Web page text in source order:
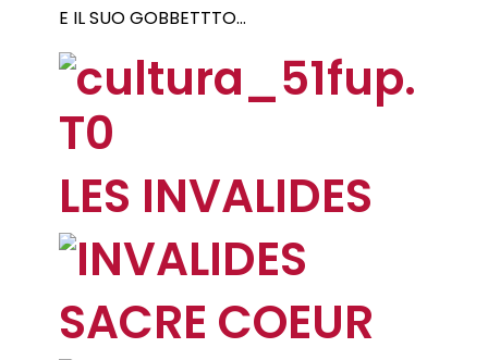
E IL SUO GOBBETTTO…
LES INVALIDES
SACRE COEUR